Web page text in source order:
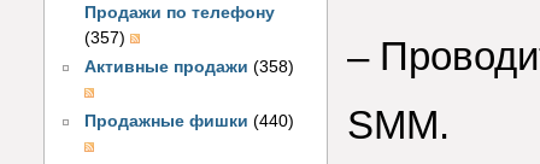
Продажи по телефону
(357)
Активные продажи (358)
Продажные фишки (440)
–
SMM.